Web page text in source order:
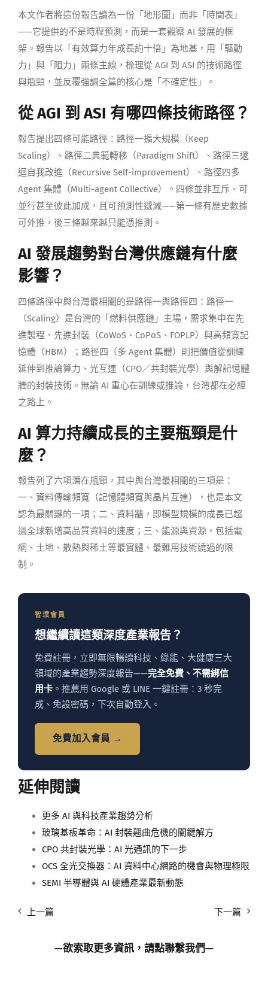
本文作者將這份報告讀為一份「地形圖」而非「時間表」
——它提供的不是時程預測，而是一套觀察 AI 發展的框
架。報告以「有效算力年成長約十倍」為地基，用「驅動
力」與「阻力」兩條主線，梳理從 AGI 到 ASI 的技術路徑
與瓶頸，並反覆強調全篇的核心是「不確定性」。
從 AGI 到 ASI 有哪四條技術路徑？
報告提出四條可能路徑：路徑一擴大規模（Keep
Scaling）、路徑二典範轉移（Paradigm Shift）、路徑三遞
迴自我改進（Recursive Self-improvement）、路徑四多
Agent 集體（Multi-agent Collective）。四條並非互斥、可
並行甚至彼此加成，且可預測性遞減——第一條有歷史數據
可外推，後三條越來越只能憑推測。
AI 發展趨勢對台灣供應鏈有什麼
影響？
四條路徑中與台灣最相關的是路徑一與路徑四：路徑一
（Scaling）是台灣的「燃料供應鏈」主場，需求集中在先
進製程、先進封裝（CoWoS、CoPoS、FOPLP）與高頻寬記
憶體（HBM）；路徑四（多 Agent 集體）則把價值從訓練
延伸到推論算力、光互連（CPO／共封裝光學）與解記憶體
牆的封裝技術。無論 AI 重心在訓練或推論，台灣都在必經
之路上。
AI 算力持續成長的主要瓶頸是什
麼？
報告列了六項潛在瓶頸，其中與台灣最相關的三項是：
一、資料傳輸頻寬（記憶體頻寬與晶片互連），也是本文
認為最關鍵的一項；二、資料牆，即模型規模的成長已超
過全球新增高品質資料的速度；三、能源與資源，包括電
網、土地、散熱與稀土等最實體、最難用技術繞過的限
制。
智璞會員
想繼續讀這類深度產業報告？
免費註冊，立即無限暢讀科技、綠能、大健康三大
領域的產業趨勢深度報告——完全免費、不需綁信
用卡。推薦用 Google 或 LINE 一鍵註冊：3 秒完
成、免設密碼，下次自動登入。
免費加入會員 →
延伸閱讀
更多 AI 與科技產業趨勢分析
玻璃基板革命：AI 封裝翹曲危機的關鍵解方
CPO 共封裝光學：AI 光通訊的下一步
OCS 全光交換器：AI 資料中心網路的機會與物理極限
SEMI 半導體與 AI 硬體產業最新動態
上一篇 下一篇
—欲索取更多資訊，請點聯繫我們—